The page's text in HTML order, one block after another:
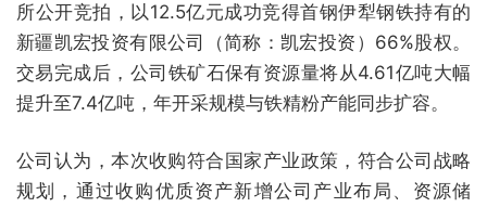
所公开竞拍，以12.5亿元成功竞得首钢伊犁钢铁持有的
新疆凯宏投资有限公司（简称：凯宏投资）66%股权。
交易完成后，公司铁矿石保有资源量将从4.61亿吨大幅
提升至7.4亿吨，年开采规模与铁精粉产能同步扩容。
公司认为，本次收购符合国家产业政策，符合公司战略
规划，通过收购优质资产新增公司产业布局、资源储